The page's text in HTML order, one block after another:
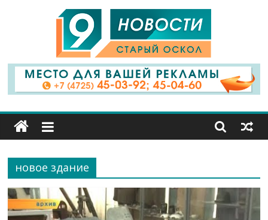
9
Канал
Старый
Оскол
новое здание